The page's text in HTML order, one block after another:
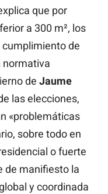
que por
a 300 m², los
cumplimiento de
normativa
de Jaume
las elecciones,
«problemáticas
sobre todo en
o fuerte
de manifiesto la
y coordinada